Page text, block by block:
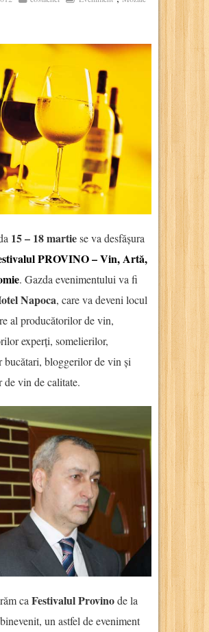
15 – 18 martiese va desfășura
PROVINO – Vin, Artă,
. Gazda evenimentului va fi
Napoca, care va deveni locul
al producătorilor de vin,
experți, somelierilor,
bucătari, bloggerilor de vin și
vin de calitate.
ca Festivalul Provinode la
un astfel de eveniment